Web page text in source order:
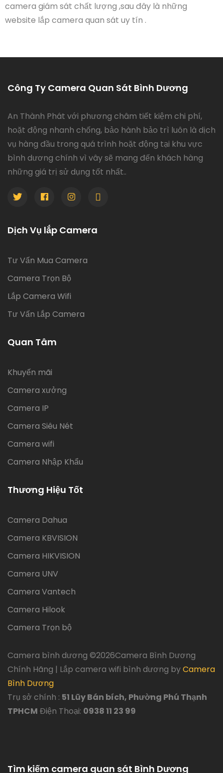
camera giám sát chất lượng ,sau đây là những
website lắp camera quan sát uy tín .
Công Ty Camera Quan Sát Bình Dương
An Thành Phát với phương châm tiết kiệm chi phí,
hoặt động nhanh chống, bảo hành bảo trì luôn là dịch
vụ hàng đầu trong quá trình hoặt động tại khu vực
bình dương chính vì vây sẽ mang đến khách hàng
những giá trị sử dụng tốt nhất..
Dịch Vụ lắp Camera
Tư Vấn Mua Camera
Camera Trọn Bộ
Lắp Camera Wifi
Tư Vấn Lắp Camera
Quan Tâm
Khuyến mãi
Camera xưởng
Camera IP
Camera Siêu Nét
Camera wifi
Camera Nhập Khẩu
Thương Hiệu Tốt
Camera Dahua
Camera KBVISION
Camera HIKVISION
Camera UNV
Camera Vantech
Camera Hilook
Camera Trọn bộ
Camera bình dương ©2026Camera Bình Dương
Chính Hãng | Lắp camera wifi bình dương byCamera
Bình Dương
Trụ sở chính : 51 Lũy Bán bích, Phường Phú Thạnh
TPHCM Điện Thoại: 0938 11 23 99
Tìm kiếm camera quan sát Bình Dương